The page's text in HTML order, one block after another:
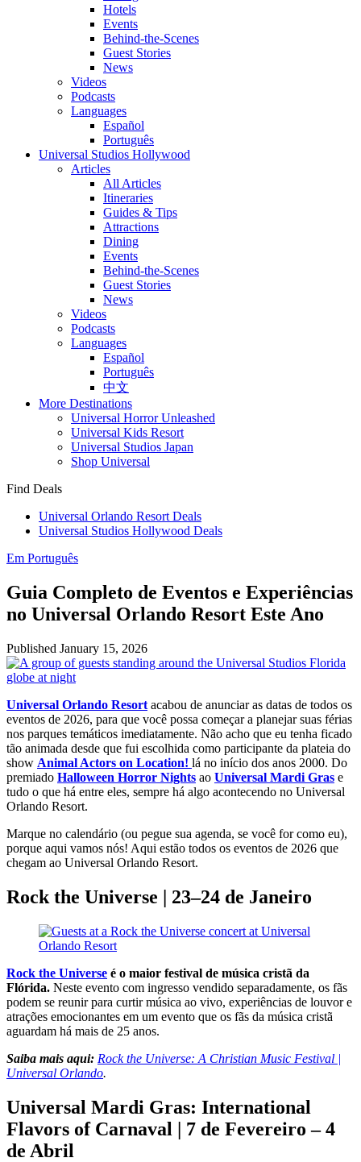
Hotels
Events
Behind-the-Scenes
Guest Stories
News
Videos
Podcasts
Languages
Español
Português
Universal Studios Hollywood
Articles
All Articles
Itineraries
Guides & Tips
Attractions
Dining
Events
Behind-the-Scenes
Guest Stories
News
Videos
Podcasts
Languages
Español
Português
中文
More Destinations
Universal Horror Unleashed
Universal Kids Resort
Universal Studios Japan
Shop Universal
Find Deals
Universal Orlando Resort Deals
Universal Studios Hollywood Deals
Em Português
Guia Completo de Eventos e Experiências
no Universal Orlando Resort Este Ano
Published January 15, 2026
Universal Orlando Resort acabou de anunciar as datas de todos os
eventos de 2026, para que você possa começar a planejar suas férias
nos parques temáticos imediatamente. Não acho que eu tenha ficado
tão animada desde que fui escolhida como participante da plateia do
show Animal Actors on Location! lá no início dos anos 2000. Do
premiado Halloween Horror Nights ao Universal Mardi Gras e
tudo o que há entre eles, sempre há algo acontecendo no Universal
Orlando Resort.
Marque no calendário (ou pegue sua agenda, se você for como eu),
porque aqui vamos nós! Aqui estão todos os eventos de 2026 que
chegam ao Universal Orlando Resort.
Rock the Universe | 23–24 de Janeiro
Rock the Universe é o maior festival de música cristã da
Flórida. Neste evento com ingresso vendido separadamente, os fãs
podem se reunir para curtir música ao vivo, experiências de louvor e
atrações emocionantes em um evento que os fãs da música cristã
aguardam há mais de 25 anos.
Saiba mais aqui: Rock the Universe: A Christian Music Festival |
Universal Orlando.
Universal Mardi Gras: International
Flavors of Carnaval | 7 de Fevereiro – 4
de Abril